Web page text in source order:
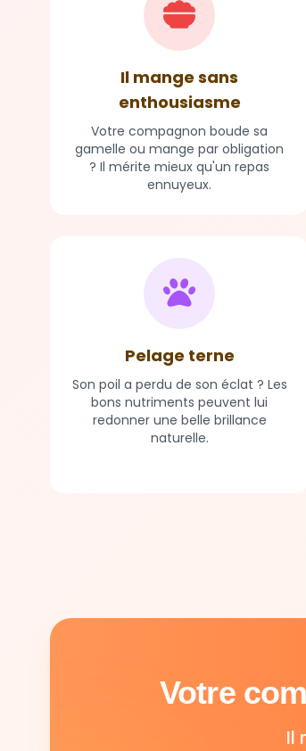
Il mange sans
enthousiasme
Votre compagnon boude sa
gamelle ou mange par obligation
? Il mérite mieux qu'un repas
ennuyeux.
Pelage terne
Son poil a perdu de son éclat ? Les
bons nutriments peuvent lui
redonner une belle brillance
naturelle.
Votre
Il